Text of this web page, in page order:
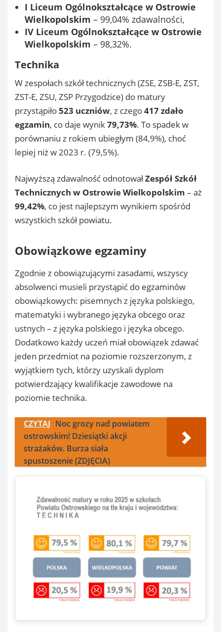
I Liceum Ogólnokształcące w Ostrowie
Wielkopolskim – 99,04% zdawalności,
IV Liceum Ogólnokształcące w Ostrowie
Wielkopolskim – 98,32%.
Technika
W zespołach szkół technicznych (ZSE, ZSB-E, ZST,
ZST-E, ZSU, ZSP Przygodzice) do matury
przystąpiło523 uczniów, z czego417 zdało
egzamin, co daje wynik79,73%. To spadek w
porównaniu z rokiem ubiegłym (84,9%), choć
lepiej niż w 2023 r. (79,5%).
Najwyższą zdawalność odnotowałZespół Szkół
Technicznych w Ostrowie Wielkopolskim – aż
99,42%, co jest najlepszym wynikiem spośród
wszystkich szkół powiatu.
Obowiązkowe egzaminy
Zgodnie z obowiązującymi zasadami, wszyscy
absolwenci musieli przystąpić do egzaminów
obowiązkowych: pisemnych z języka polskiego,
matematyki i wybranego języka obcego oraz
ustnych – z języka polskiego i języka obcego.
Dodatkowo każdy uczeń miał obowiązek zdawać
jeden przedmiot na poziomie rozszerzonym, z
wyjątkiem tych, którzy uzyskali dyplom
potwierdzający kwalifikacje zawodowe na
poziomie technika.
CZYTAJ Noc grozy nad powiatem
ostrowskim! Dziesiątki akcji
strażaków. Burza siała
spustoszenie (ZDJĘCIA)